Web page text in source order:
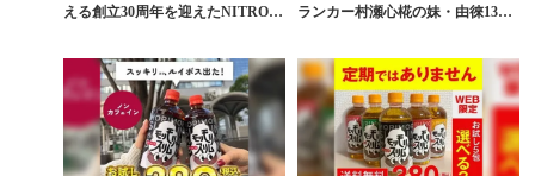
える創立30周年を迎えたNITROと
ランカー村瀬心椛の妹・由徠13歳